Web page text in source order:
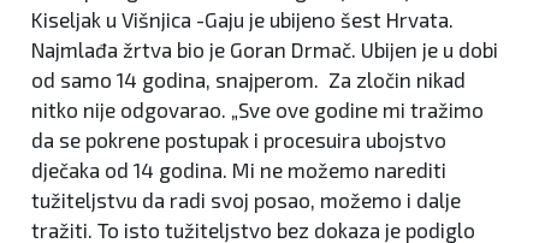
Kiseljak u Višnjica -Gaju je ubijeno šest Hrvata.
Najmlađa žrtva bio je Goran Drmač. Ubijen je u dobi
od samo 14 godina, snajperom. Za zločin nikad
nitko nije odgovarao. „Sve ove godine mi tražimo
da se pokrene postupak i procesuira ubojstvo
dječaka od 14 godina. Mi ne možemo narediti
tužiteljstvu da radi svoj posao, možemo i dalje
tražiti. To isto tužiteljstvo bez dokaza je podiglo